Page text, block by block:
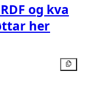
og kva
her